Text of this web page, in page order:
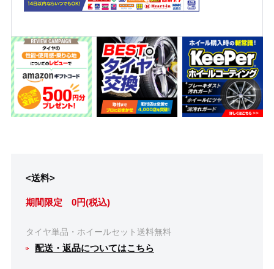
<送料>
期間限定 0円(税込)
タイヤ単品・ホイールセット送料無料
配送・返品についてはこちら